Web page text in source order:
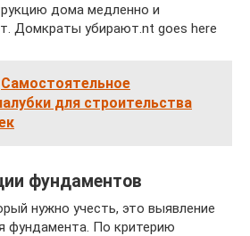
дома медленно и
Домкраты убирают.nt goes here
Самостоятельное
для строительства
фундаментов
нужно учесть, это выявление
фундамента. По критерию